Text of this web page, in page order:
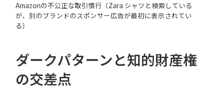
Amazonの不公正な取引慣行（Zara シャツと検索している
が、別のブランドのスポンサー広告が最初に表示されてい
る）
ダークパターンと知的財産権
の交差点